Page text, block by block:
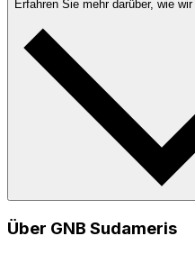
Erfahren Sie mehr darüber, wie
Über GNB Sudameris